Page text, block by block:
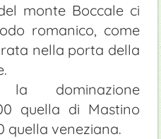
monte Boccale ci
romanico, come
nella porta della
dominazione
quella di Mastino
quella veneziana.